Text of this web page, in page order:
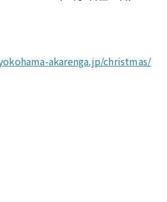
akarenga.jp/christmas/